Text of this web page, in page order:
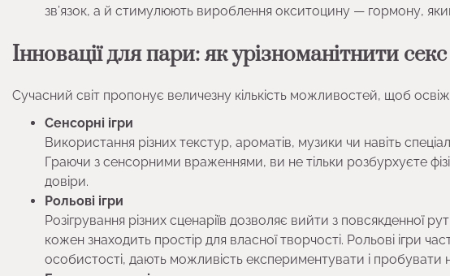
зв’язок, а й стимулюють вироблення окситоцину — гормону,
Інновації для пари: як урізноманітнити секс
Сучасний світ пропонує величезну кількість можливостей, щоб
Сенсорні ігри
Використання різних текстур, ароматів, музики чи навіть
Граючи з сенсорними враженнями, ви не тільки розбурхуєте
довіри.
Рольові ігри
Розігрування різних сценаріїв дозволяє вийти з повсякденної
кожен знаходить простір для власної творчості. Рольові ігри
особистості, дають можливість експериментувати і